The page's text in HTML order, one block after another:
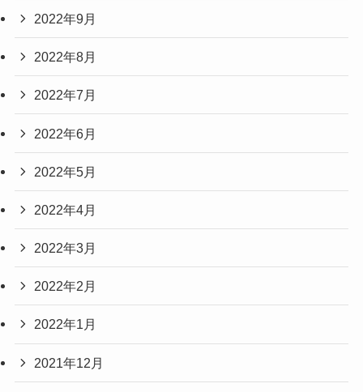
2022年9月
2022年8月
2022年7月
2022年6月
2022年5月
2022年4月
2022年3月
2022年2月
2022年1月
2021年12月